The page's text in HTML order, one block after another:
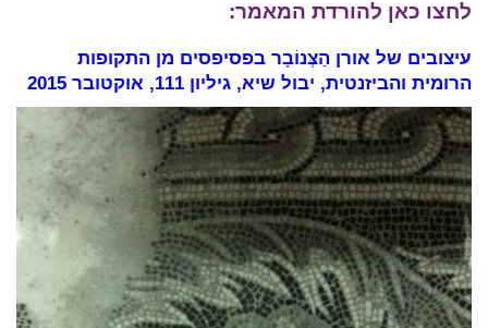
לחצו כאן להורדת המאמר:
עיצובים של אורן הַצְּנוֹבָר בפסיפסים מן התקופות
הרומית והביזנטית, יבול שיא, גיליון 111, אוקטובר 2015